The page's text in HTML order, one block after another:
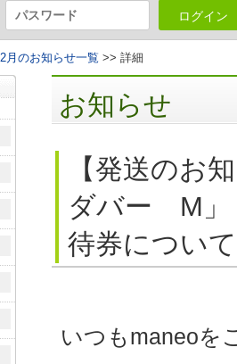
ログイン
月のお知らせ一覧 >> 詳細
お知らせ
【発送のお
ダバー M
待券について
いつもmaneoを